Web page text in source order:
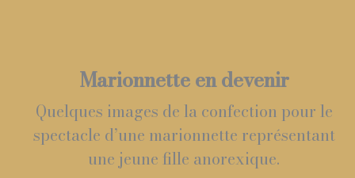
Marionnette en devenir
Quelques images de la confection pour le
spectacle d’une marionnette représentant
une jeune fille anorexique.